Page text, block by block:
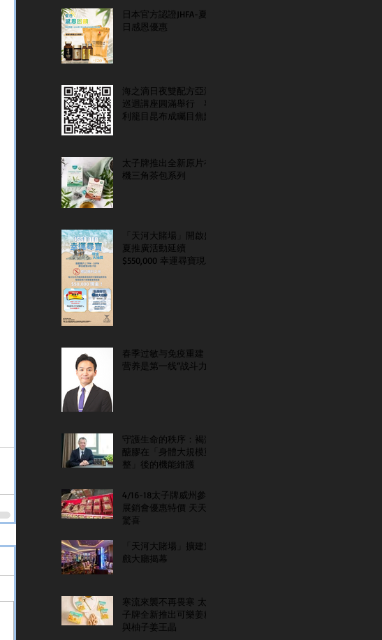
日本官方認證JHFA-夏
日感恩優惠
海之滴日夜雙配方亞洲
巡迴講座圓滿舉行 專
利籠目昆布成矚目焦點
太子牌推出全新原片有
機三角茶包系列
「天河大賭場」開啟盛
夏推廣活動延續
$550,000 幸運尋寶現金
春季过敏与免疫重建：
营养是第一线“战斗力”
守護生命的秩序：褐藻
醣膠在「身體大規模重
整」後的機能維護
4/16-18太子牌威州參
展銷會優惠特價 天天
驚喜
「天河大賭場」擴建遊
戲大廳揭幕
寒流來襲不再畏寒 太
子牌全新推出可樂姜糖
與柚子姜王晶